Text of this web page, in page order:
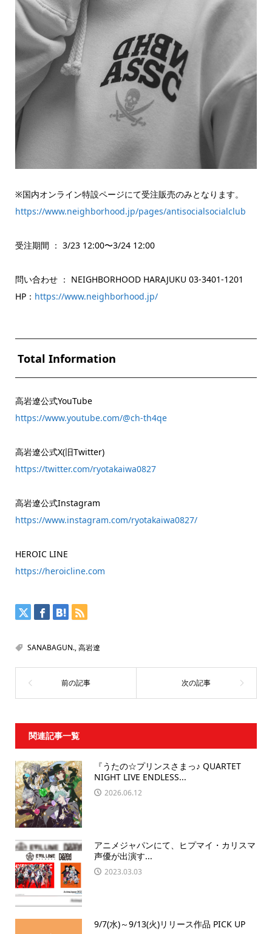
※国内オンライン特設ページにて受注販売のみとなります。
https://www.neighborhood.jp/pages/antisocialsocialclub
受注期間 ： 3/23 12:00〜3/24 12:00
問い合わせ ： NEIGHBORHOOD HARAJUKU 03-3401-1201
HP： https://www.neighborhood.jp/
Total Information
高岩遼公式YouTube
https://www.youtube.com/@ch-th4qe
高岩遼公式X(旧Twitter)
https://twitter.com/ryotakaiwa0827
高岩遼公式Instagram
https://www.instagram.com/ryotakaiwa0827/
HEROIC LINE
https://heroicline.com
SANABAGUN.,高岩遼
関連記事一覧
『うたの☆プリンスさまっ♪ QUARTET
NIGHT LIVE ENDLESS...
2026.06.12
アニメジャパンにて、ヒプマイ・カリスマ
声優が出演す...
2023.03.03
9/7(水)～9/13(火)リリース作品 PICK UP